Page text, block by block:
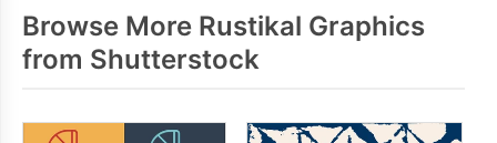
Browse More Rustikal Graphics
from Shutterstock